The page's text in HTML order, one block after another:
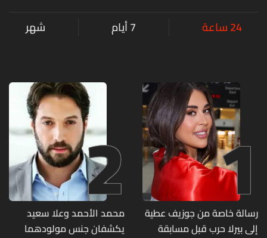
24 ساعة 7 أيام شهر
1
رسالة خاصة من جوزيف عطية
إلى بيرلا حرب قبل مسابقة
2
محمد الأحمد وعلا سعيد
يكشفان جنس مولودهما